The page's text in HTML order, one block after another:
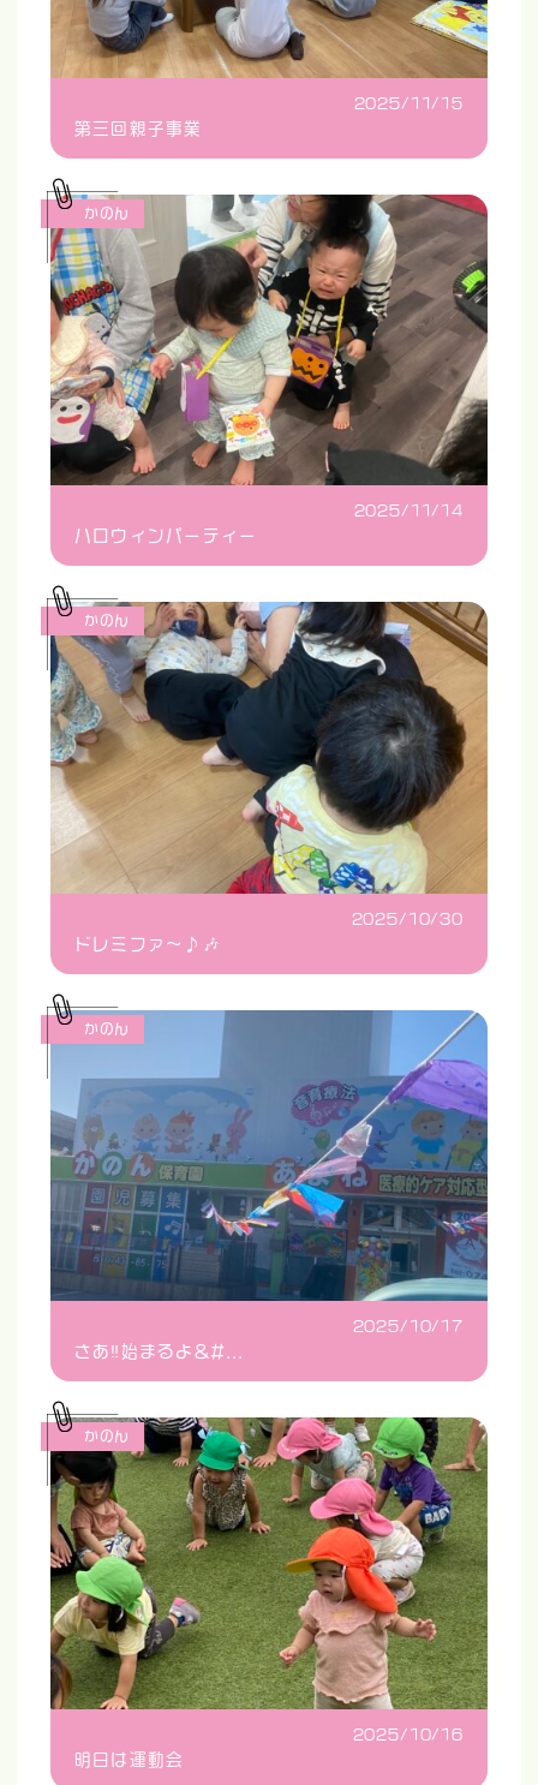
2025/11/15
第三回親子事業
2025/11/14
ハロウィンパーティー
かのん
2025/10/30
ドレミファ〜♪🎶
かのん
2025/10/17
さあ‼️始まるよ&#...
かのん
2025/10/16
明日は運動会
かのん